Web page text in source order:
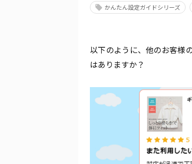
かんたん設定ガイドシリーズ
以下のように、他のお客様
はありますか？